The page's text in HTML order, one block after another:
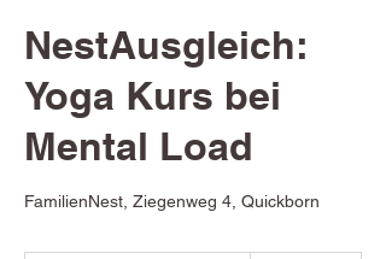
NestAusgleich:
Yoga Kurs bei
Mental Load
FamilienNest, Ziegenweg 4, Quickborn